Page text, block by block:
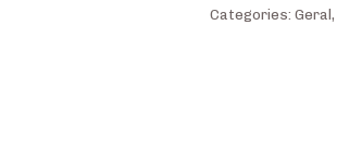
Categories: Geral,